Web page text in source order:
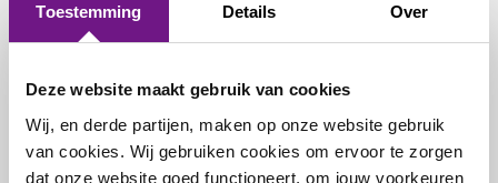
Toestemming Details Over
Deze website maakt gebruik van cookies
Wij, en derde partijen, maken op onze website gebruik
van cookies. Wij gebruiken cookies om ervoor te zorgen
dat onze website goed functioneert, om jouw voorkeuren